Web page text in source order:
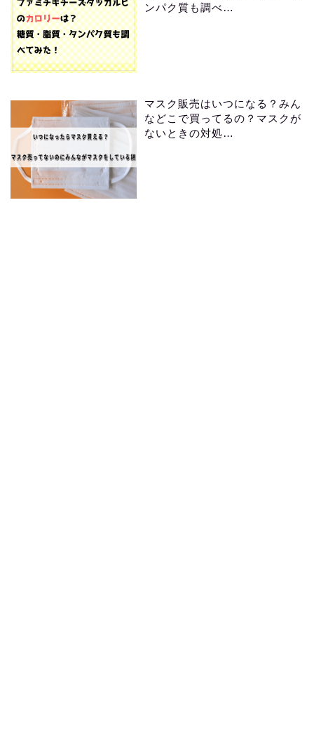
ンパク質も調べ…
マスク販売はいつになる？みん
などこで買ってるの？マスクが
ないときの対処…